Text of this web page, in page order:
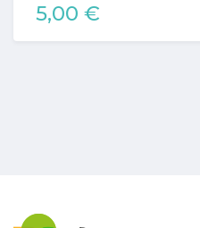
5,00 €